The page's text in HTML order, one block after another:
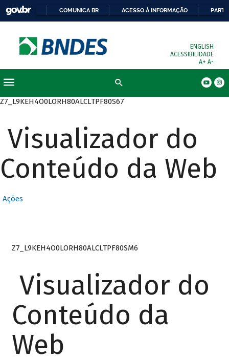
COMUNICA BR ACESSO À INFORMAÇÃO
ENGLISH
ACESSIBILIDADE
A+ A-
Z7_L9KEH4O0LORH80ALCLTPF80S67
Visualizador do
Conteúdo da Web
Ações
Z7_L9KEH4O0LORH80ALCLTPF80SM6
Visualizador do
Conteúdo da
Web